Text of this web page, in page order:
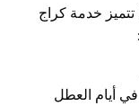
خدمة كراج
في أيام العطل